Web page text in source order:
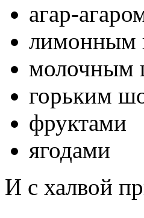
агар-
лимонным
молочным
горьким
фруктами
ягодами
И с халвой